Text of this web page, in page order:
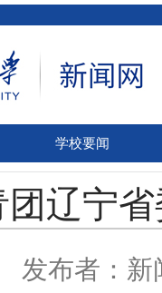
学校要闻
团辽宁
发布者：新